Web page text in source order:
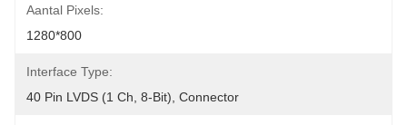
Aantal Pixels:
1280*800
Interface Type:
40 Pin LVDS (1 Ch, 8-Bit), Connector